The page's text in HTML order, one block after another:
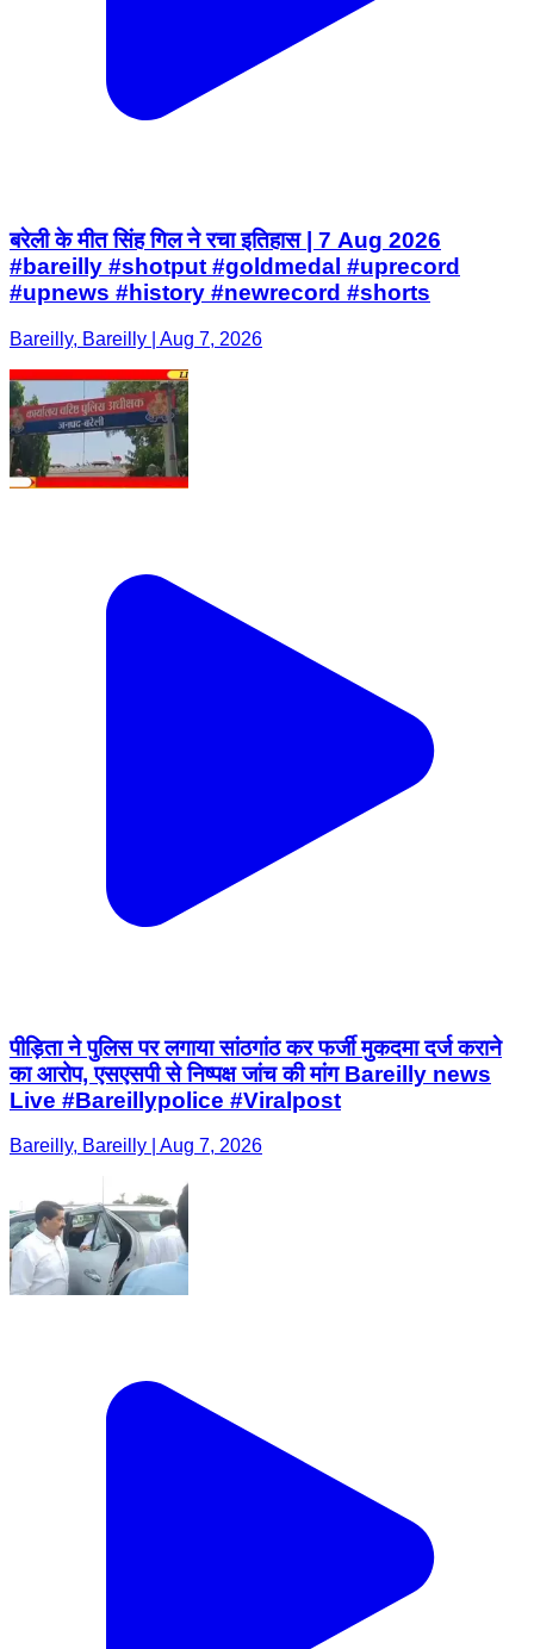
बरेली के मीत सिंह गिल ने रचा इतिहास | 7 Aug 2026
#bareilly #shotput #goldmedal #uprecord
#upnews #history #newrecord #shorts
Bareilly, Bareilly | Aug 7, 2026
पीड़िता ने पुलिस पर लगाया सांठगांठ कर फर्जी मुकदमा दर्ज कराने
का आरोप, एसएसपी से निष्पक्ष जांच की मांग Bareilly news
Live #Bareillypolice #Viralpost
Bareilly, Bareilly | Aug 7, 2026